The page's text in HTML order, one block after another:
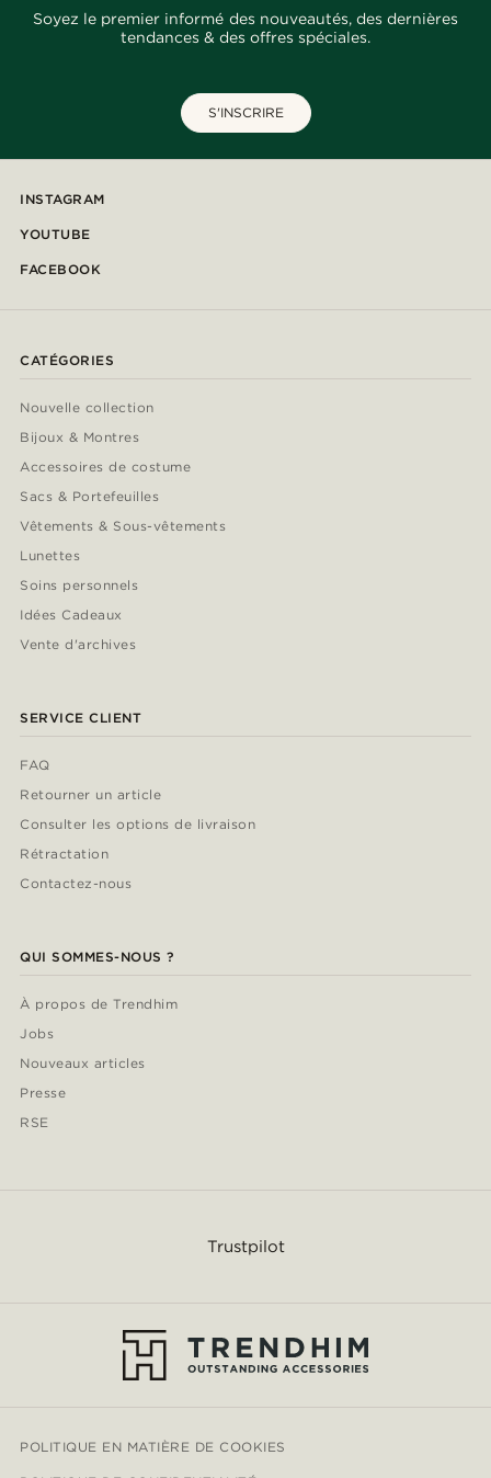
Soyez le premier informé des nouveautés, des dernières
tendances & des offres spéciales.
S'INSCRIRE
INSTAGRAM
YOUTUBE
FACEBOOK
CATÉGORIES
Nouvelle collection
Bijoux & Montres
Accessoires de costume
Sacs & Portefeuilles
Vêtements & Sous-vêtements
Lunettes
Soins personnels
Idées Cadeaux
Vente d'archives
SERVICE CLIENT
FAQ
Retourner un article
Consulter les options de livraison
Rétractation
Contactez-nous
QUI SOMMES-NOUS ?
À propos de Trendhim
Jobs
Nouveaux articles
Presse
RSE
Trustpilot
POLITIQUE EN MATIÈRE DE COOKIES